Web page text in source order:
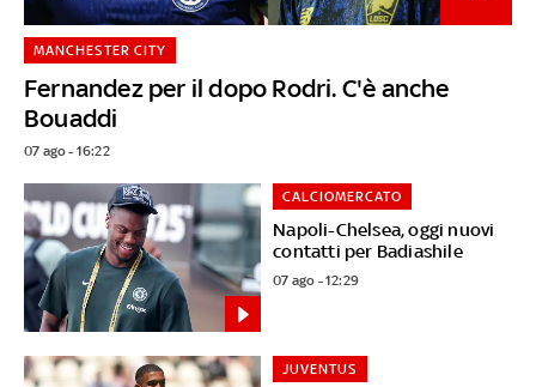
Fernandez per il dopo Rodri. C'è anche
Bouaddi
MANCHESTER CITY
07 ago - 16:22
Napoli-Chelsea, oggi nuovi
contatti per Badiashile
CALCIOMERCATO
07 ago - 12:29
JUVENTUS